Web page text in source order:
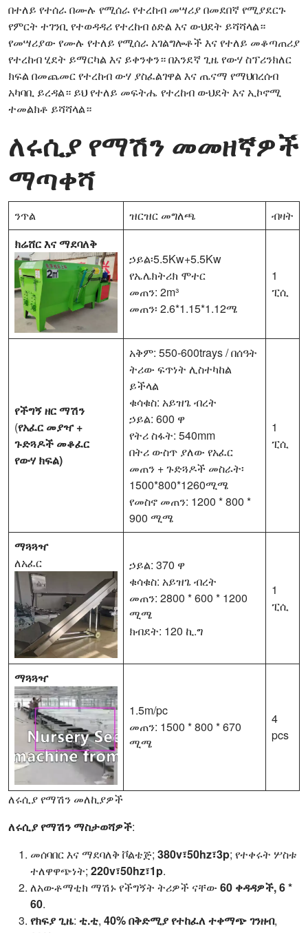
በተለይ የተሰራ በሙሉ የሚሰራ የተረከብ መሣሪያ በመደበኛ የሚያደርጉ
የምርት ተገንቢ የተወዳዳሪ የተረከብ ዕድል እና ውህደት ይሻሻላል።
የመሣሪያው የሙሉ የተለይ የሚሰራ አገልግሎቶች እና የተለይ መቆጣጠሪያ
የተረከብ ሂደት ይማርካል እና ይቀንቀን። በአንደኛ ጊዜ የውሃ ስፕሪንክለር
ክፍል በመጨመር የተረከብ ውሃ ያስፈልገዋል እና ጤናማ የማህበረሰብ
አካባቢ ይረዳል። ይህ የተለይ መፍትሔ የተረከብ ውህደት እና ኢኮኖሚ
ተመልክቶ ይሻሻላል።
ለሩሲያ የማሽን መመዘኛዎች
ማጣቀሻ
ንጥል ዝርዝር መግለጫ
ብዛት
ክሬሸር እና ማደባለቅ
ኃይል፡5.5Kw+5.5Kw
የኤሌክትሪክ ሞተር
መጠን: 2m³
መጠን፡ 2.6*1.15*1.12ሜ
1
ፒሲ
የችግኝ ዘር ማሽን
(የአፈር መያዣ +
ጉድጓዶች መቆፈር
የውሃ ክፍል)
አቅም: 550-600trays / በሰዓት
ትሪው ፍጥነት ሊስተካከል
ይችላል
ቁሳቁስ: አይዝጌ ብረት
ኃይል: 600 ዋ
የትሪ ስፋት: 540mm
በትሪ ውስጥ ያለው የአፈር
መጠን + ጉድጓዶች መስራት፡
1500*800*1260ሚሜ
የመስኖ መጠን: 1200 * 800 *
900 ሚሜ
1
ፒሲ
ማጓጓዣ
ለአፈር
ኃይል: 370 ዋ
ቁሳቁስ: አይዝጌ ብረት
መጠን: 2800 * 600 * 1200
ሚሜ
ክብደት: 120 ኪ.ግ
1
ፒሲ
ማጓጓዣ
1.5m/pc
መጠን: 1500 * 800 * 670
ሚሜ
4
pcs
ለሩሲያ የማሽን መለኪያዎች
ለሩሲያ የማሽን ማስታወሻዎች:
መሰባበር እና ማደባለቅ ቮልቴጅ; 380v፣50hz፣3p; የተቀሩት ሦስቱ
ተለዋዋጭነት; 220v፣50hz፣1p.
ለአውቶማቲክ ማሽኑ የችግኝት ትሪዎች ናቸው 60 ቀዳዳዎች, 6 *
60.
የክፍያ ጊዜ: ቲ.ቲ, 40% በቅድሚያ የተከፈለ ተቀማጭ ገንዘብ,